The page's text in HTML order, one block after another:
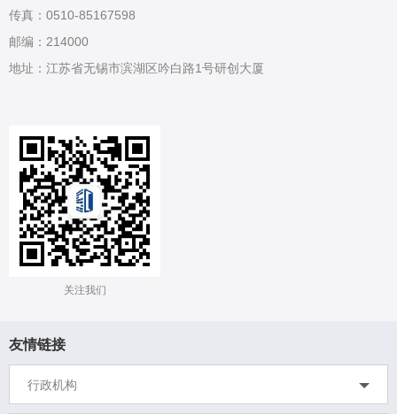
传真：0510-85167598
邮编：214000
地址：江苏省无锡市滨湖区吟白路1号研创大厦
关注我们
友情链接
行政机构
中华人民共和国科学技术部